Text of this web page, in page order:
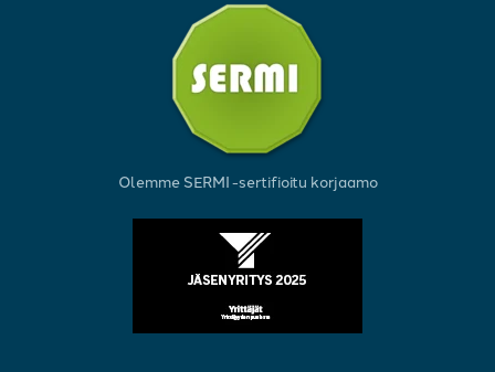
Olemme SERMI -sertifioitu korjaamo